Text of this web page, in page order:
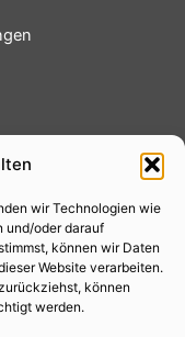
wir Technologien wie
und/oder darauf
können wir Daten
Website verarbeiten.
können
werden.